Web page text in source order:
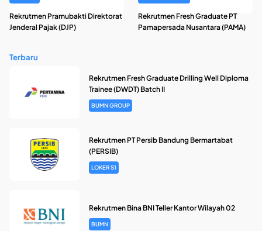
Rekrutmen Pramubakti Direktorat
Jenderal Pajak (DJP)
Rekrutmen Fresh Graduate PT
Pamapersada Nusantara (PAMA)
Terbaru
Rekrutmen Fresh Graduate Drilling Well Diploma
Trainee (DWDT) Batch II
BUMN GROUP
Rekrutmen PT Persib Bandung Bermartabat
(PERSIB)
LOKER S1
Rekrutmen Bina BNI Teller Kantor Wilayah 02
BUMN